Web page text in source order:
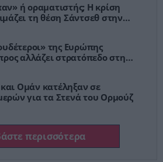
ή οραματιστής; Η κρίση
τη θέση Σάντσεθ στην
της Ευρώπης
αλλάζει στρατόπεδο στη
Ομάν κατέληξαν σε
για τα Στενά του Ορμούζ
περισσότερα